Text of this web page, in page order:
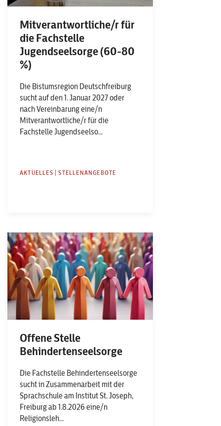
Mitverantwortliche/r für
die Fachstelle
Jugendseelsorge (60-80
%)
Die Bistumsregion Deutschfreiburg
sucht auf den 1. Januar 2027 oder
nach Vereinbarung eine/n
Mitverantwortliche/r für die
Fachstelle Jugendseelso...
AKTUELLES | STELLENANGEBOTE
Offene Stelle
Behindertenseelsorge
Die Fachstelle Behindertenseelsorge
sucht in Zusammenarbeit mit der
Sprachschule am Institut St. Joseph,
Freiburg ab 1.8.2026 eine/n
Religionsleh...